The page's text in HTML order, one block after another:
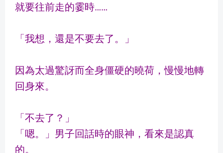
就要往前走的霎時……
「我想，還是不要去了。」
因為太過驚訝而全身僵硬的曉荷，慢慢地轉
回身來。
「不去了？」
「嗯。」男子回話時的眼神，看來是認真
的。